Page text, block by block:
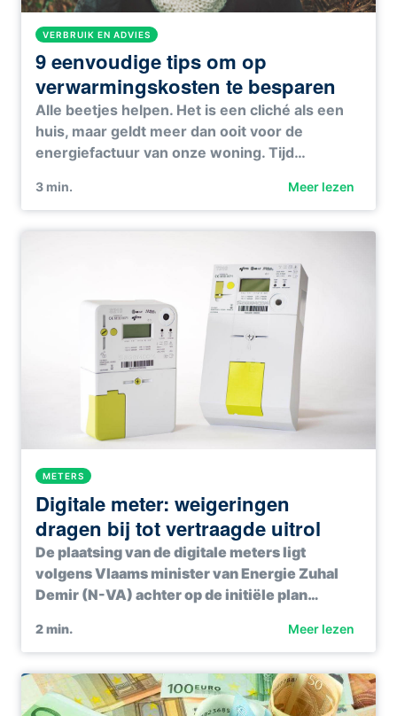
VERBRUIK EN ADVIES
9 eenvoudige tips om op
verwarmingskosten te besparen
Alle beetjes helpen. Het is een cliché als een
huis, maar geldt meer dan ooit voor de
energiefactuur van onze woning. Tijd…
3 min. Meer lezen
METERS
Digitale meter: weigeringen
dragen bij tot vertraagde uitrol
De plaatsing van de digitale meters ligt
volgens Vlaams minister van Energie Zuhal
Demir (N-VA) achter op de initiële plan…
2min. Meer lezen